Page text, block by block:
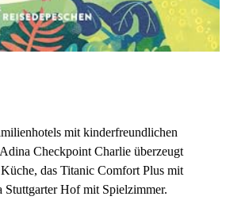
mit kinderfreundlichen
Checkpoint Charlie überzeugt
das Titanic Comfort Plus mit
Stuttgarter Hof mit Spielzimmer.